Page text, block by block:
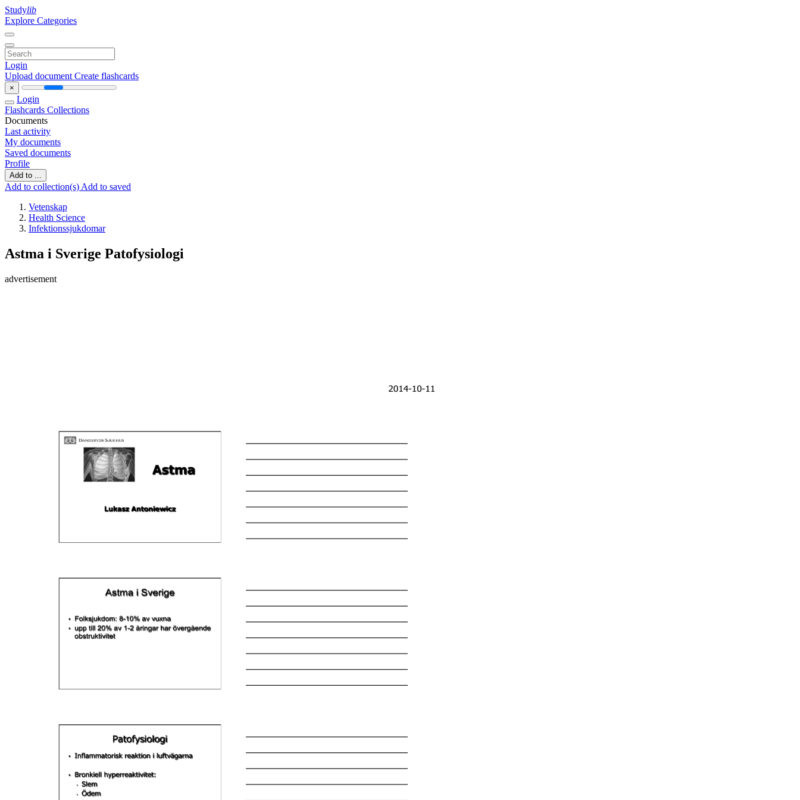
Studylib
Explore Categories
Login
Upload document Create flashcards
×
Login
Flashcards Collections
Documents
Last activity
My documents
Saved documents
Profile
Add to ...
Add to collection(s) Add to saved
Vetenskap
Health Science
Infektionssjukdomar
Astma i Sverige Patofysiologi
advertisement